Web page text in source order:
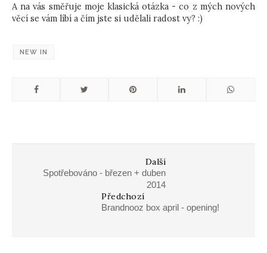
A na vás směřuje moje klasická otázka - co z mých nových
věcí se vám líbí a čím jste si udělali radost vy? :)
NEW IN
Další
Spotřebováno - březen + duben
2014
Předchozí
Brandnooz box april - opening!